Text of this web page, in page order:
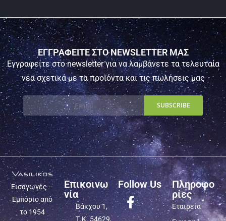
ΕΓΓΡΑΦΕΙΤΕ ΣΤΟ NEWSLETTER ΜΑΣ
Εγγραφείτε στο newsletter για να λαμβάνετε τα τελευταία
νέα σχετικά με τα προϊόντα και τις πωλήσεις μας
Εισαγωγές –
Εμπόριο από
το 1954
Επικοινω
νία
Βάκχου 1,
Τ.Κ. 54629,
Follow Us
Πληροφο
ρίες
Εταιρεία